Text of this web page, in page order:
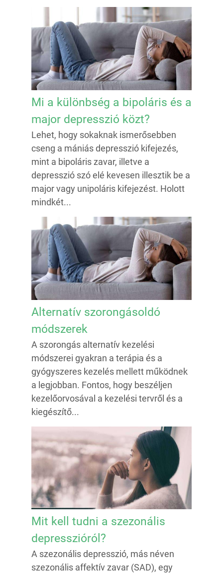
Mi a különbség a bipoláris és a
major depresszió közt?
Lehet, hogy sokaknak ismerősebben
cseng a mániás depresszió kifejezés,
mint a bipoláris zavar, illetve a
depresszió szó elé kevesen illesztik be a
major vagy unipoláris kifejezést. Holott
mindkét...
Alternatív szorongásoldó
módszerek
A szorongás alternatív kezelési
módszerei gyakran a terápia és a
gyógyszeres kezelés mellett működnek
a legjobban. Fontos, hogy beszéljen
kezelőorvosával a kezelési tervről és a
kiegészítő...
Mit kell tudni a szezonális
depresszióról?
A szezonális depresszió, más néven
szezonális affektív zavar (SAD), egy